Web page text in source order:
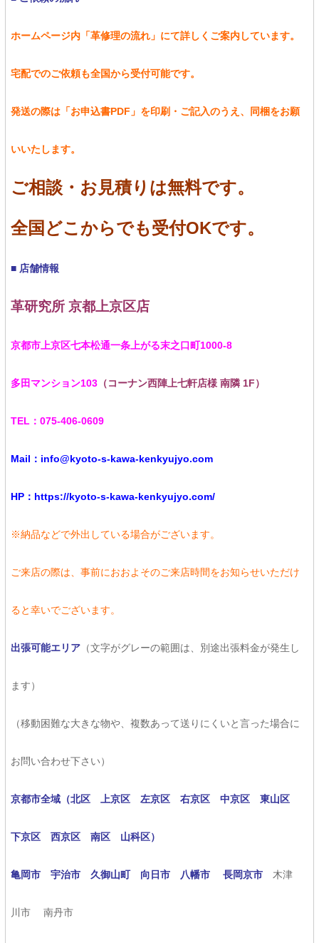
ホームページ内「革修理の流れ」にて詳しくご案内しています。
宅配でのご依頼も全国から受付可能です。
発送の際は「お申込書PDF」を印刷・ご記入のうえ、同梱をお願
いいたします。
ご相談・お見積りは無料です。
全国どこからでも受付OKです。
■ 店舗情報
革研究所 京都上京区店
京都市上京区七本松通一条上がる末之口町1000-8
多田マンション103（コーナン西陣上七軒店様 南隣 1F）
TEL：075-406-0609
Mail：info@kyoto-s-kawa-kenkyujyo.com
HP：https://kyoto-s-kawa-kenkyujyo.com/
※納品などで外出している場合がございます。
ご来店の際は、事前におおよそのご来店時間をお知らせいただけ
ると幸いでございます。
出張可能エリア（文字がグレーの範囲は、別途出張料金が発生し
ます）
（移動困難な大きな物や、複数あって送りにくいと言った場合に
お問い合わせ下さい）
京都市全域（北区 上京区 左京区 右京区 中京区 東山区
下京区 西京区 南区 山科区）
亀岡市 宇治市 久御山町 向日市 八幡市 長岡京市 木津
川市 南丹市